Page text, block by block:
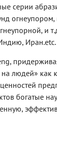
серии
и
Иран.etc.
людей» как
богатые